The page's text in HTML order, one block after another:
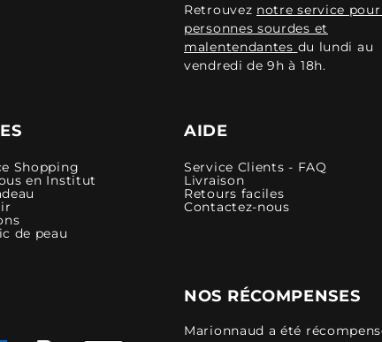
Retrouvez notre service
personnes sourdes et
malentendantes du lundi au
vendredi de 9h à 18h.
Shopping
en Institut
de peau
AIDE
Service Clients - FAQ
Livraison
Retours faciles
Contactez-nous
NOS RÉCOMPENSES
Marionnaud a été